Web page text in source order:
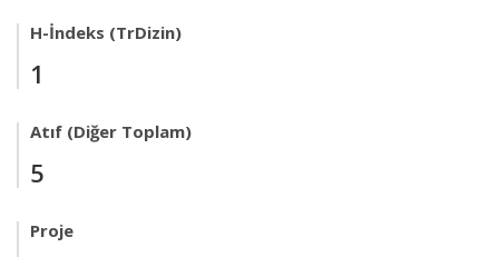
H-İndeks (TrDizin)
1
Atıf (Diğer Toplam)
5
Proje